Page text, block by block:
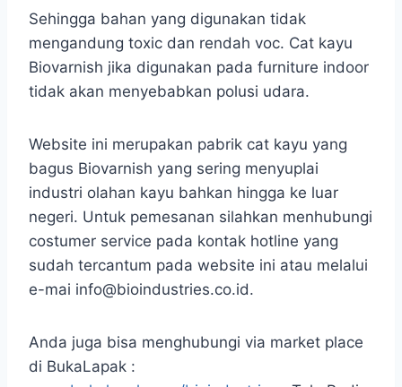
Sehingga bahan yang digunakan tidak
mengandung toxic dan rendah voc. Cat kayu
Biovarnish jika digunakan pada furniture indoor
tidak akan menyebabkan polusi udara.
Website ini merupakan pabrik cat kayu yang
bagus Biovarnish yang sering menyuplai
industri olahan kayu bahkan hingga ke luar
negeri. Untuk pemesanan silahkan menhubungi
costumer service pada kontak hotline yang
sudah tercantum pada website ini atau melalui
e-mai info@bioindustries.co.id.
Anda juga bisa menghubungi via market place
di BukaLapak :